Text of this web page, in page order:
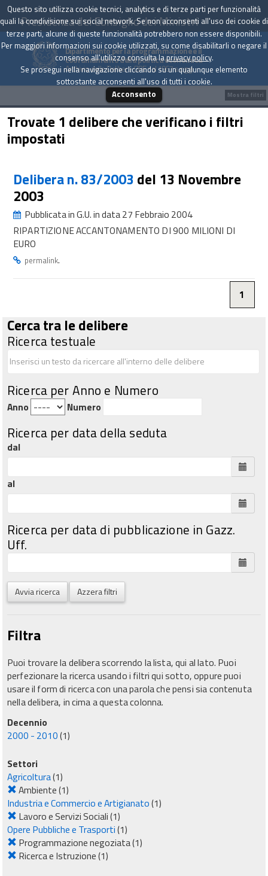
Presidenza del Consiglio dei Ministri
Dipartimento per la programmazione e il
coordinamento della politica economica
Archivio delle Delibere CIPE dal 1967 a oggi
Trovate 1 delibere che verificano i filtri
impostati
Delibera n. 83/2003 del 13 Novembre
2003
Pubblicata in G.U. in data 27 Febbraio 2004
RIPARTIZIONE ACCANTONAMENTO DI 900 MILIONI DI
EURO
permalink.
1
Cerca tra le delibere
Ricerca testuale
Ricerca per Anno e Numero
Anno Numero
Ricerca per data della seduta
dal
al
Ricerca per data di pubblicazione in Gazz.
Uff.
Avvia ricerca Azzera filtri
Filtra
Puoi trovare la delibera scorrendo la lista, qui al lato. Puoi
perfezionare la ricerca usando i filtri qui sotto, oppure puoi
usare il form di ricerca con una parola che pensi sia contenuta
nella delibera, in cima a questa colonna.
Decennio
2000 - 2010(1)
Settori
Agricoltura(1)
Ambiente(1)
Industria e Commercio e Artigianato(1)
Lavoro e Servizi Sociali(1)
Opere Pubbliche e Trasporti(1)
Programmazione negoziata(1)
Ricerca e Istruzione(1)
Mostra filtri
Questo sito utilizza cookie tecnici, analytics e di terze parti per funzionalità
quali la condivisione sui social network. Se non acconsenti all'uso dei cookie di
terze parti, alcune di queste funzionalità potrebbero non essere disponibili.
Per maggiori informazioni sui cookie utilizzati, su come disabilitarli o negare il
consenso all'utilizzo consulta laprivacy policy.
Se prosegui nella navigazione cliccando su un qualunque elemento
sottostante acconsenti all'uso di tutti i cookie.
Acconsento